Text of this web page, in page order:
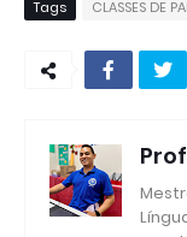
Tags CLASSES DE